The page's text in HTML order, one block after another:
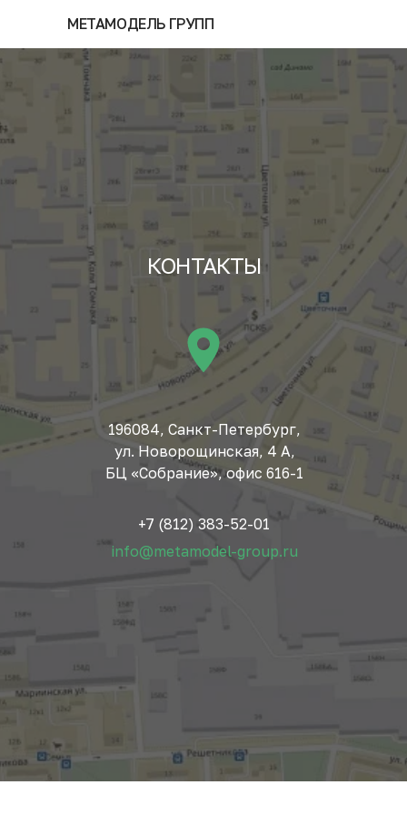
МЕТАМОДЕЛЬ ГРУПП
КОНТАКТЫ
info@metamodel-group.ru
+7 (812) 383-52-01
196084, Санкт-Петербург,
ул. Новорощинская, 4 А,
БЦ «Собрание», офис 616-1